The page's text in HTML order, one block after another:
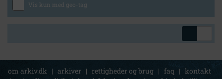
Vis kun med geo-tag
om arkiv.dk | arkiver | rettigheder og brug | faq | kontakt